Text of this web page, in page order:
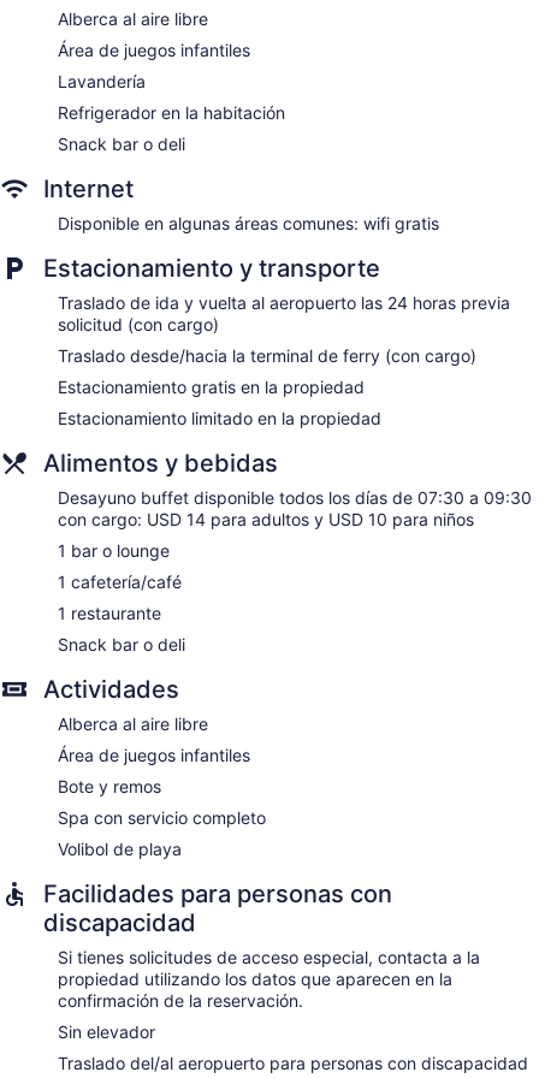
Check-in exprés
Check-out exprés
Personal multilingüe
Resguardo de equipaje
Caja de seguridad en la recepción
Servicios de concierge
Terraza
Jardín
Asador
Servicio de salón de belleza
Botones
Áreas designadas para fumadores
Bar o lounge
Cafetería
Antonio Beach Hotel and Spa tiene 30 opciones de
hospedaje con aire acondicionado, acceso por pasillos
exteriores, minibar y caja de seguridad. Estas propiedades
con mobiliario y decoración diferentes disponen de área de
descanso independiente. Se ofrecen refrigerador y cafetera
Los baños están equipados con regadera, batas, pantuflas y
amenidades de baño gratuitas. Los servicios para las
personas que viajan por negocios incluyen escritorio y
teléfono. Se proporciona servicio nocturno de cortesía y
servicio de limpieza todos los días.
El spa de la propiedad dispone de 2 salas de tratamiento,
que incluyen salas para parejas y áreas de tratamiento al
aire libre. Se ofrecen servicios como tratamientos faciales,
envolturas corporales, exfoliaciones corporales y
Alberca al aire libre
Área de juegos infantiles
Lavandería
Refrigerador en la habitación
Snack bar o deli
Internet
Disponible en algunas áreas comunes: wifi gratis
Estacionamiento y transporte
Traslado de ida y vuelta al aeropuerto las 24 horas previa
solicitud (con cargo)
Traslado desde/hacia la terminal de ferry (con cargo)
Estacionamiento gratis en la propiedad
Estacionamiento limitado en la propiedad
Alimentos y bebidas
Desayuno buffet disponible todos los días de 07:30 a 09:30
con cargo: USD 14 para adultos y USD 10 para niños
1 bar o lounge
1 cafetería/café
1 restaurante
Snack bar o deli
Actividades
Alberca al aire libre
Área de juegos infantiles
Bote y remos
Spa con servicio completo
Volibol de playa
Facilidades para personas con
discapacidad
Si tienes solicitudes de acceso especial, contacta a la
propiedad utilizando los datos que aparecen en la
confirmación de la reservación.
Sin elevador
Traslado del/al aeropuerto para personas con discapacidad